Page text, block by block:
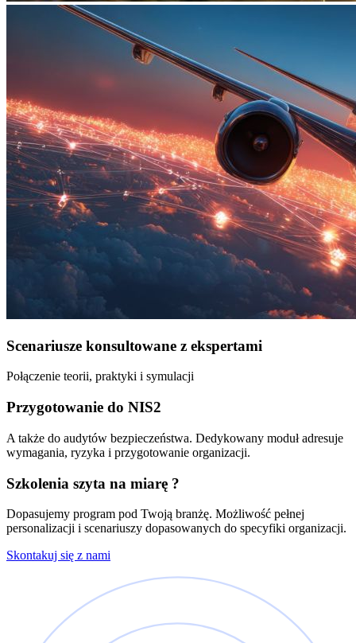
Scenariusze konsultowane z ekspertami
Połączenie teorii, praktyki i symulacji
Przygotowanie do NIS2
A także do audytów bezpieczeństwa. Dedykowany moduł adresuje
wymagania, ryzyka i przygotowanie organizacji.
Szkolenia szyta na miarę ?
Dopasujemy program pod Twoją branżę. Możliwość pełnej
personalizacji i scenariuszy dopasowanych do specyfiki organizacji.
Skontakuj się z nami